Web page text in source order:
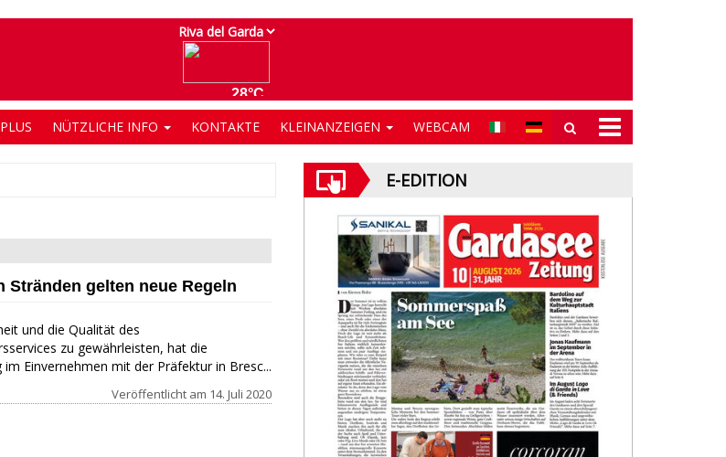
PLUS NÜTZLICHE INFO KONTAKTE KLEINANZEIGEN WEBCAM
Stränden gelten neue Regeln
und die Qualität des
zu gewährleisten, hat die
Einvernehmen mit der Präfektur in Bresc...
Veröffentlicht am 14. Juli 2020
E-EDITION